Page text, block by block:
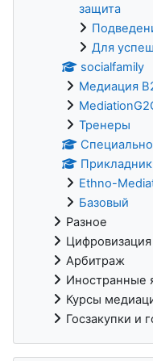
защита
Для
socialfamily
Медиация
Тренеры
Ethno-
Базовый
Разное
Цифровизация
Арбитраж
Иностранные
Курсы
Госзакупки и